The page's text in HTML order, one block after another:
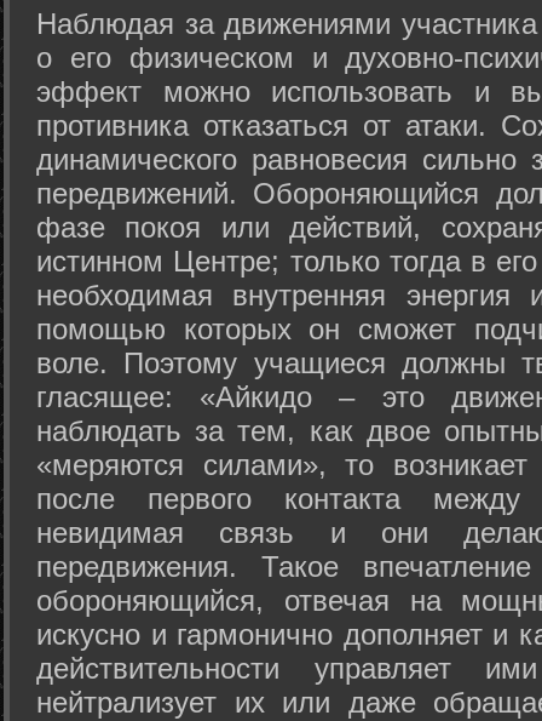
Hаблюдая за движениями
о его физическом и духовно-
эффект можно использовать и
противника отказаться от атаки.
динамического равновесия сильно
передвижений. Обороняющийся
фазе покоя или действий,
истинном Центре; только тогда в
необходимая внутренняя
помощью которых он сможет
воле. Поэтому учащиеся должны
гласящее: «Айкидо – это
наблюдать за тем, как двое
«меряются силами», то возникает
после первого контакта
невидимая связь и они
передвижения. Такое
обороняющийся, отвечая на
искусно и гармонично дополняет и
действительности управляет
нейтрализует их или даже